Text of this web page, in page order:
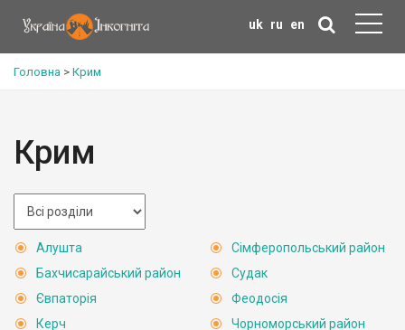
uk ru en
Головна > Крим
Крим
Алушта
Бахчисарайський район
Євпаторія
Керч
Сімферопольський район
Судак
Феодосія
Чорноморський район